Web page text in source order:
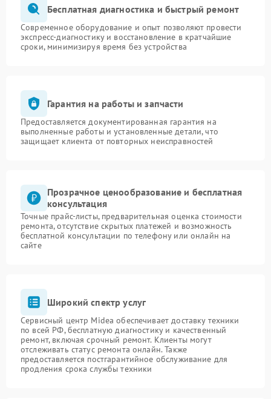
Бесплатная диагностика и быстрый ремонт
Современное оборудование и опыт позволяют провести
экспресс-диагностику и восстановление в кратчайшие
сроки, минимизируя время без устройства
Гарантия на работы и запчасти
Предоставляется документированная гарантия на
выполненные работы и установленные детали, что
защищает клиента от повторных неисправностей
Прозрачное ценообразование и бесплатная
консультация
Точные прайс-листы, предварительная оценка стоимости
ремонта, отсутствие скрытых платежей и возможность
бесплатной консультации по телефону или онлайн на
сайте
Широкий спектр услуг
Сервисный центр Midea обеспечивает доставку техники
по всей РФ, бесплатную диагностику и качественный
ремонт, включая срочный ремонт. Клиенты могут
отслеживать статус ремонта онлайн. Также
предоставляется постгарантийное обслуживание для
продления срока службы техники